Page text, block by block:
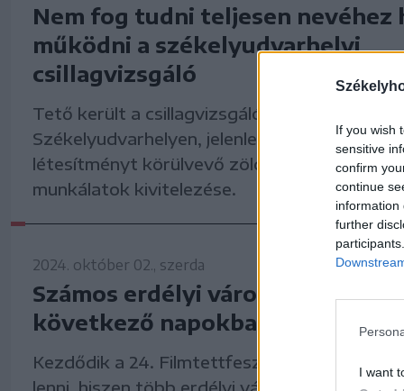
If you wish
sensitive
confirm
continue
information
further
I want
Nem fog tudni teljesen nevéhez
működni a székelyudvarhelyi
csillagvizsgáló
Tető került a csillagvizsgálóként ismert
Székelyudvarhelyen, jelenleg pedig
létesítményt körülvevő zöldövezet
munkálatok kivitelezése.
2024. október 02., szerda
Számos erdélyi városban
következő napokban
Kezdődik a 24. Filmtettfeszt, érdemes
lenni, hiszen több erdélyi városba hoznak el